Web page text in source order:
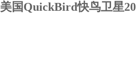
美国QuickBird快鸟卫星